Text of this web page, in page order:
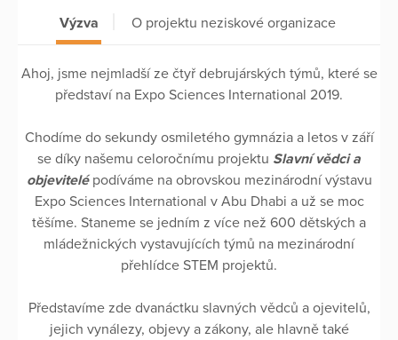
Výzva O projektu neziskové organizace
Ahoj, jsme nejmladší ze čtyř debrujárských týmů, které se
představí na Expo Sciences International 2019.
Chodíme do sekundy osmiletého gymnázia a letos v září
se díky našemu celoročnímu projektu Slavní vědci a
objevitelépodíváme na obrovskou mezinárodní výstavu
Expo Sciences International v Abu Dhabi a už se moc
těšíme. Staneme se jedním z více než 600 dětských a
mládežnických vystavujících týmů na mezinárodní
přehlídce STEM projektů.
Představíme zde dvanáctku slavných vědců a ojevitelů,
jejich vynálezy, objevy a zákony, ale hlavně také